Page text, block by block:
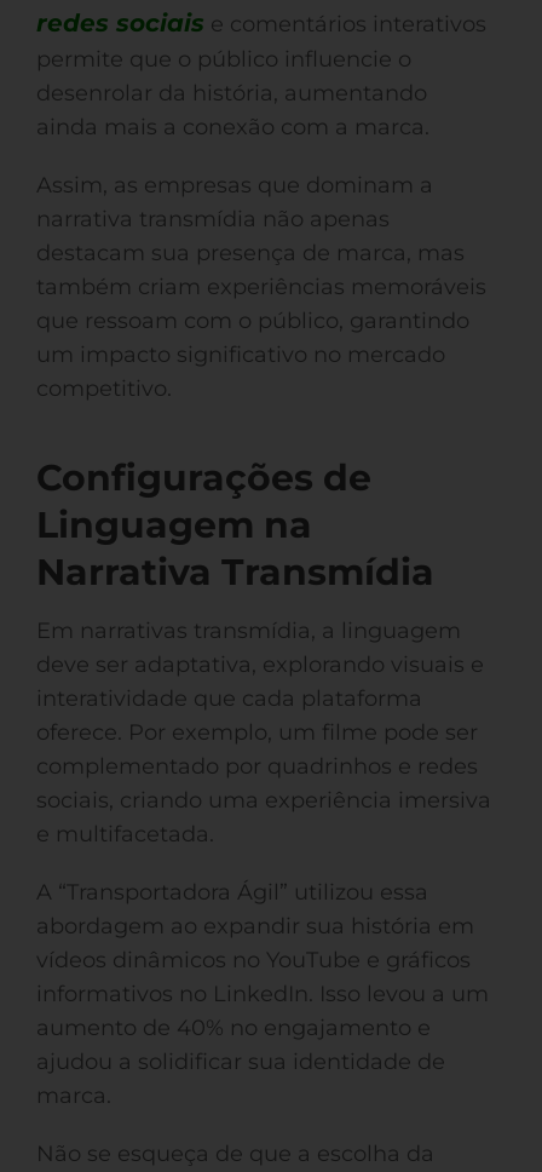
redes sociais e comentários interativos
permite que o público influencie o
desenrolar da história, aumentando
ainda mais a conexão com a marca.
Assim, as empresas que dominam a
narrativa transmídia não apenas
destacam sua presença de marca, mas
também criam experiências memoráveis
que ressoam com o público, garantindo
um impacto significativo no mercado
competitivo.
Configurações de
Linguagem na
Narrativa Transmídia
Em narrativas transmídia, a linguagem
deve ser adaptativa, explorando visuais e
interatividade que cada plataforma
oferece. Por exemplo, um filme pode ser
complementado por quadrinhos e redes
sociais, criando uma experiência imersiva
e multifacetada.
A “Transportadora Ágil” utilizou essa
abordagem ao expandir sua história em
vídeos dinâmicos no YouTube e gráficos
informativos no LinkedIn. Isso levou a um
aumento de 40% no engajamento e
ajudou a solidificar sua identidade de
marca.
Não se esqueça de que a escolha da